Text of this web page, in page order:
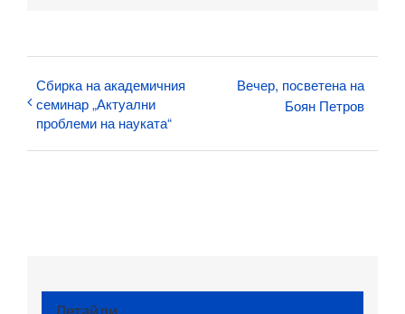
Сбирка на академичния
семинар „Актуални
проблеми на науката“
Вечер, посветена на
Боян Петров